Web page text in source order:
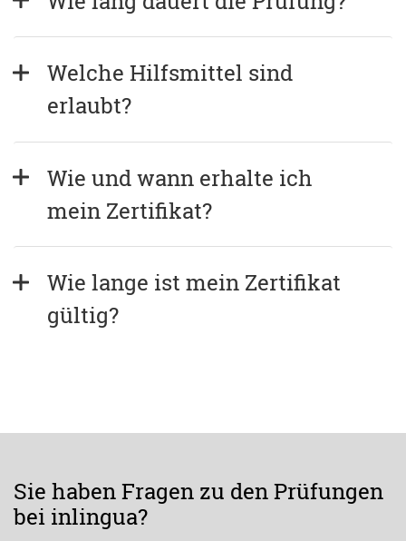
Welche Hilfsmittel sind
erlaubt?
Wie und wann erhalte ich
mein Zertifikat?
Wie lange ist mein Zertifikat
gültig?
Sie haben Fragen zu den Prüfungen
bei inlingua?